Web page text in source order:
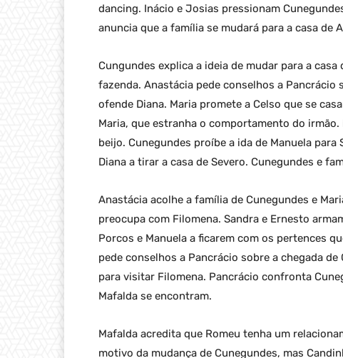
dancing. Inácio e Josias pressionam
anuncia que a família se mudará para a casa de
Cungundes explica a ideia de mudar para a
fazenda. Anastácia pede conselhos a Pancrácio
ofende Diana. Maria promete a Celso que se
Maria, que estranha o comportamento do
beijo. Cunegundes proíbe a ida de Manuela
Diana a tirar a casa de Severo. Cunegundes e
Anastácia acolhe a família de Cunegundes e
preocupa com Filomena. Sandra e Ernesto
Porcos e Manuela a ficarem com os pertences
pede conselhos a Pancrácio sobre a chegada
para visitar Filomena. Pancrácio confronta
Mafalda se encontram.
Mafalda acredita que Romeu tenha um
motivo da mudança de Cunegundes, mas